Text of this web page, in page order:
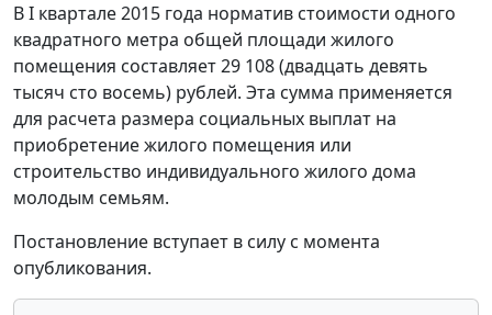
В I квартале 2015 года норматив стоимости одного
квадратного метра общей площади жилого
помещения составляет 29 108 (двадцать девять
тысяч сто восемь) рублей. Эта сумма применяется
для расчета размера социальных выплат на
приобретение жилого помещения или
строительство индивидуального жилого дома
молодым семьям.
Постановление вступает в силу с момента
опубликования.